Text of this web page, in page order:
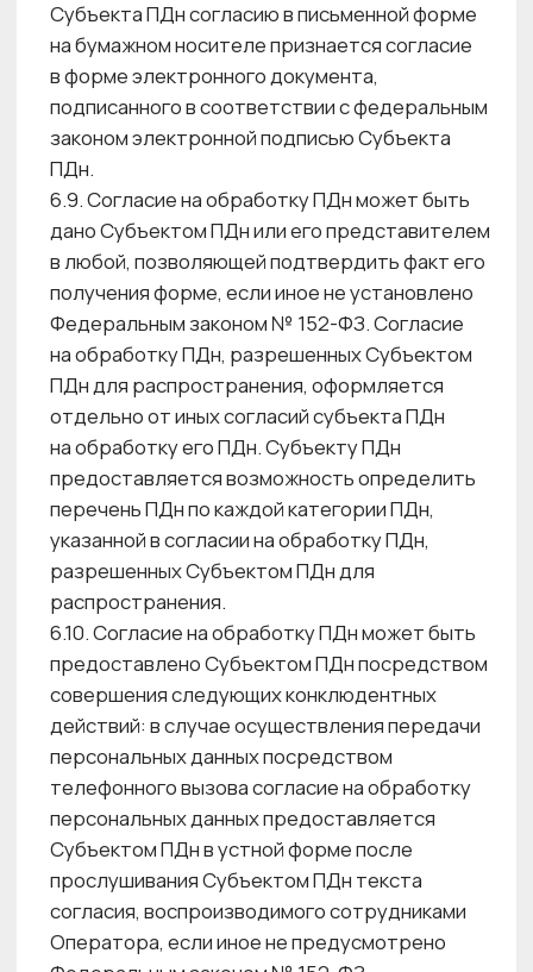
Федерального закона № 152-ФЗ в Центре
красоты осуществляется комплекс
мероприятий, направленных на защиту
информации о своих Клиентах, работниках
и контрагентах. Центр красоты
руководствуется требованиями
и рекомендациями действующего
законодательства Российской Федерации,
других регулирующих организаций, а также
российскими и международными практиками
в сфере защиты ПДн.
8. ХРАНЕНИЕ ПЕРСОНАЛЬНЫХ ДАННЫХ
8.1. Хранение персональных данных
в организации осуществляется в форме,
позволяющей определить Субъекта ПДн,
не дольше, чем этого требуют цели
обработки ПДн, если срок хранения ПДн
не установлен Федеральным законом № 152-
8.2. В случае обработки персональных данных,
осуществляемой без использования средств
раздельное хранение персональных данных
(материальных носителей), обработка
которых осуществляется в различных целях.
8.3. При определении сроков хранения ПДн
Центр красоты исходит из требований:
• Трудового Кодекса Российской Федерации;
• Законодательства о противодействии
легализации (отмыванию) доходов,
полученных преступным путем,
и финансированию терроризма;
• Законодательства о бухгалтерском учете;
• Гражданского законодательства;
• Иных нормативно — правовых актов
8.3.1. В случае если в согласии Субъекта ПДн
на обработку ПДн указаны более длительные
сроки хранения, чем сроки, установленные
действующим законодательством Российской
Федерации, хранение ПДн осуществляется
в соответствии с согласием Субъекта ПДн